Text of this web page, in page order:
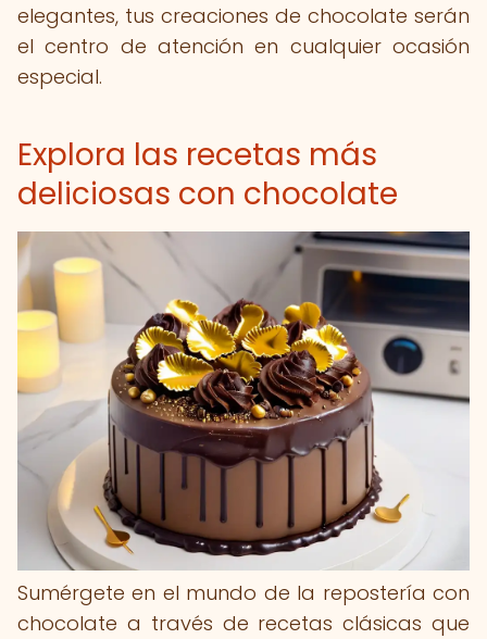
elegantes, tus creaciones de chocolate serán
el centro de atención en cualquier ocasión
especial.
Explora las recetas más
deliciosas con chocolate
Sumérgete en el mundo de la repostería con
chocolate a través de recetas clásicas que